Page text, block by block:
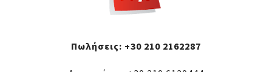
Πωλήσεις: +30 210 2162287